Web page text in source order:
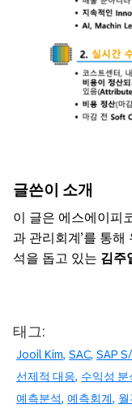
글쓴이 소개
이 글은 에스에이피
과 관리회계 ’를 통해
석을 돕고 있는 김주
태그:
Jooil Kim SAC SAP
선제적 대응 수익성 분
예측분석 예측회계 월